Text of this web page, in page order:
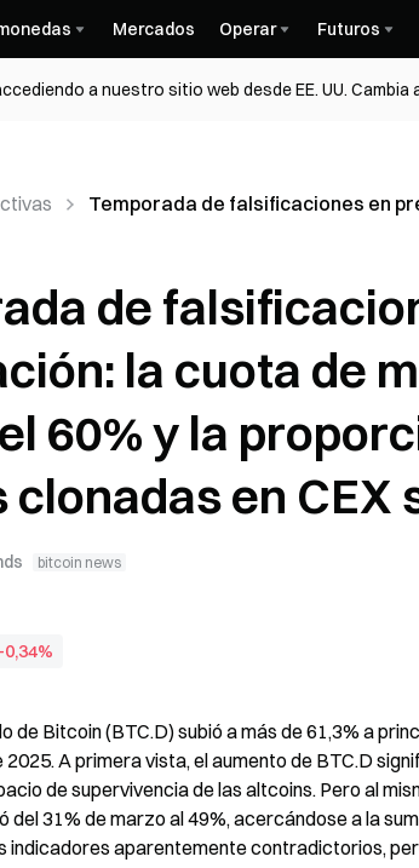
Mercados Operar Futuros
a nuestro sitio web desde EE. UU.
Temporada de falsificaciones en
de
la cuota de
60% y la
en CEX
bitcoin news
-0,34%
de Bitcoin (BTC.D) subió a más de 61,3% a
A primera vista, el aumento de BTC.D
de supervivencia de las altcoins. Pero al
del 31% de marzo al 49%, acercándose a la
indicadores aparentemente contradictorios,